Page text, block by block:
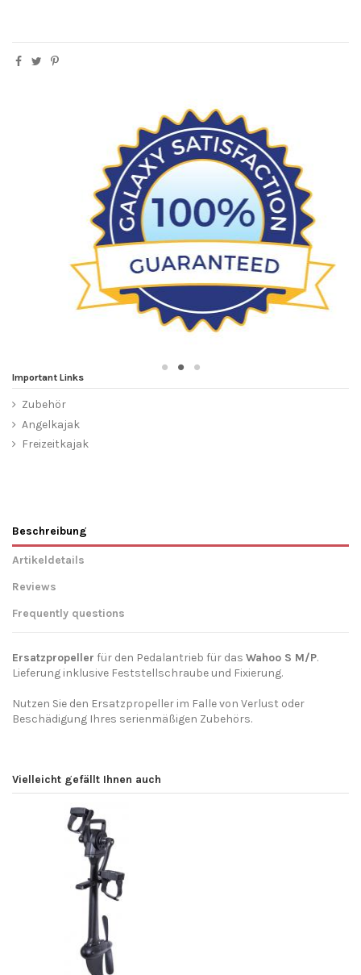
Important Links
Zubehör
Angelkajak
Freizeitkajak
Beschreibung
Artikeldetails
Reviews
Frequently questions
Ersatzpropeller für den Pedalantrieb für das Wahoo S M/P.
Lieferung inklusive Feststellschraube und Fixierung.
Nutzen Sie den Ersatzpropeller im Falle von Verlust oder
Beschädigung Ihres serienmäßigen Zubehörs.
KM 1 29680 Estepona Malaga
Dich ein oder erstelle ein Benutzerkonto.
No reviews at this time.
Be the first to ask a question about this product!
Vielleicht gefällt Ihnen auch